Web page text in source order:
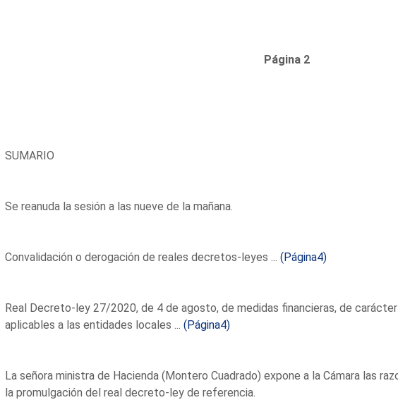
Página 2
SUMARIO
Se reanuda la sesión a las nueve de la mañana.
Convalidación o derogación de reales decretos-leyes ... (Página4)
Real Decreto-ley 27/2020, de 4 de agosto, de medidas financieras, de
aplicables a las entidades locales ... (Página4)
La señora ministra de Hacienda (Montero Cuadrado) expone a la Cámara las
la promulgación del real decreto-ley de referencia.